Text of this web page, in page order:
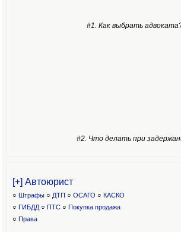
#1. Как выбрать
#2. Что делать при
[+] Автоюрист
○ Штрафы ○ ДТП ○ ОСАГО ○ КАСКО
○ ГИБДД ○ ПТС ○ Покупка продажа
○ Права